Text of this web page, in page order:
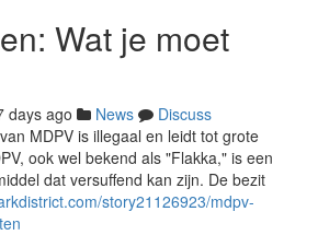
Wat je moet
days ago News
Discuss
MDPV is illegaal en leidt tot grote
ook wel bekend als "Flakka," is een
dat versuffend kan zijn. De bezit
story21126923/mdpv-